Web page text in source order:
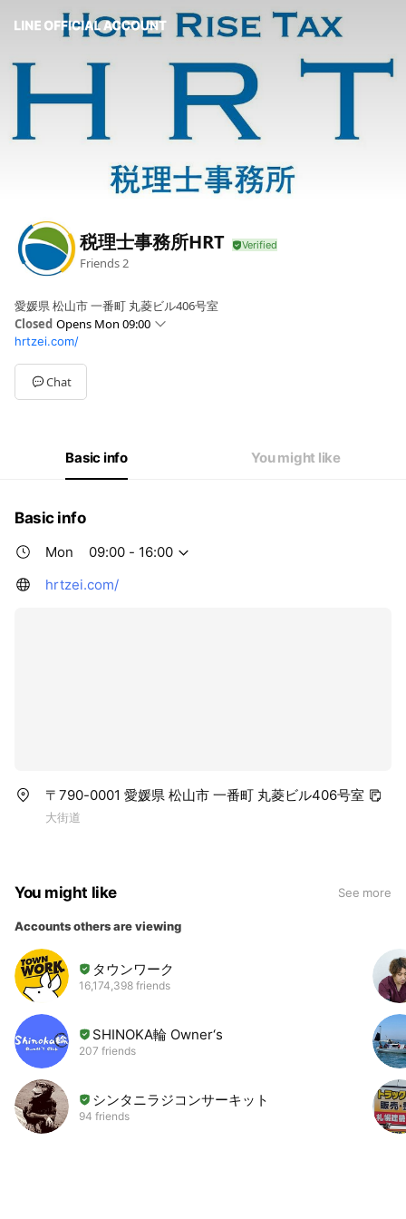
税理士事務所HRT
Friends2
愛媛県 松山市 一番町 丸菱ビル406号室
Closed Opens Mon 09:00
SunClosed
Mon09:00 - 16:00
Tue09:00 - 16:00
Wed09:00 - 16:00
hrtzei.com/
Chat
Basic info You might like
Basic info
Mon
09:00 - 16:00
hrtzei.com/
〒790-0001 愛媛県 松山市 一番町 丸菱ビル406号室
大街道
You might like See more
Accounts others are viewing
タウンワーク
16,174,398 friends
SHINOKA輪 Owner‘s
207 friends
シンタニラジコンサーキット
94 friends